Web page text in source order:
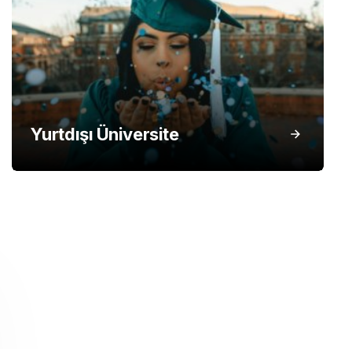
Yurtdışı Üniversite